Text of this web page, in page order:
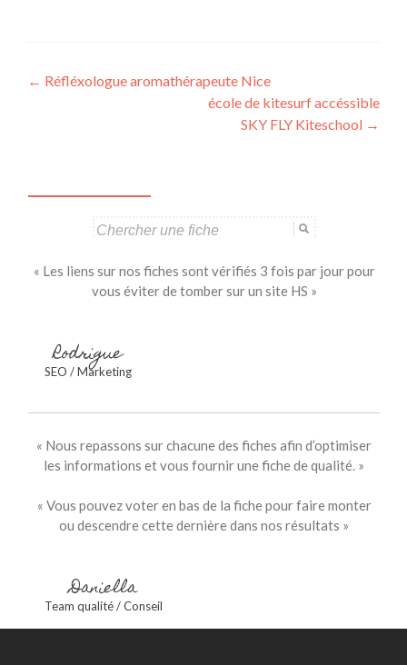
Navigation
← Réfléxologue aromathérapeute Nice
école de kitesurf accéssible
SKY FLY Kiteschool →
« Les liens sur nos fiches sont vérifiés 3 fois par jour pour
vous éviter de tomber sur un site HS »
Rodrigue
SEO / Marketing
« Nous repassons sur chacune des fiches afin d’optimiser
les informations et vous fournir une fiche de qualité. »
« Vous pouvez voter en bas de la fiche pour faire monter
ou descendre cette dernière dans nos résultats »
Daniella
Team qualité / Conseil